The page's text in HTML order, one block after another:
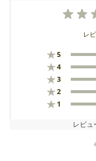
レ
★5
★4
★3
★2
★ 1
レビュ